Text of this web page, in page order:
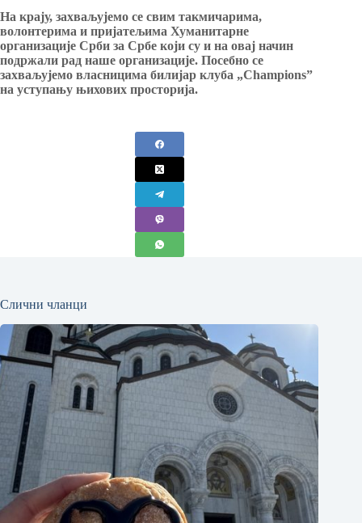
На крају, захваљујемо се свим такмичарима,
волонтерима и пријатељима Хуманитарне
организације Срби за Србе који су и на овај начин
подржали рад наше организације. Посебно се
захваљујемо власницима билијар клубa „Champions”
на уступању њихових просторија.
Слични чланци